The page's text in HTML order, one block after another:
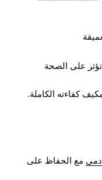
على الصحة
كفاءته الكاملة.
مع الحفاظ على